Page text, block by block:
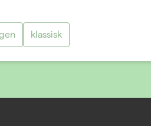
klassisk